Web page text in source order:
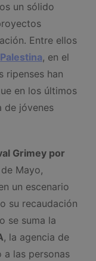
un sólido
Entre ellos
Palestina, en el
ripenses han
en los últimos
de jóvenes
Grimey por
Mayo,
un escenario
su recaudación
se suma la
, la agencia de
a las personas